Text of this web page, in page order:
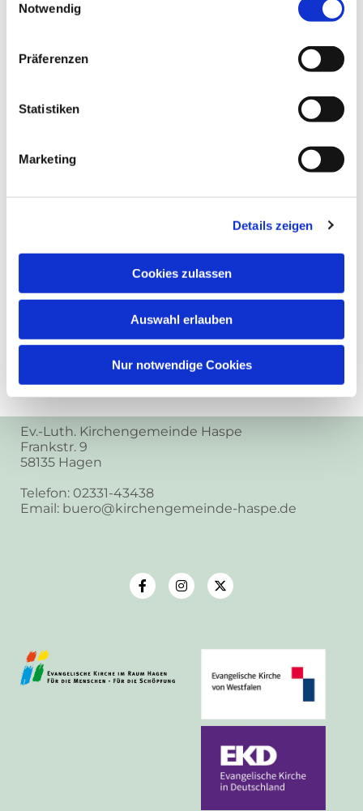
Notwendig
Präferenzen
Statistiken
Marketing
Details zeigen
Cookies zulassen
Auswahl erlauben
Nur notwendige Cookies
Ev.-Luth. Kirchengemeinde Haspe
Frankstr. 9
58135 Hagen
Telefon: 02331-43438
Email: buero@kirchengemeinde-haspe.de